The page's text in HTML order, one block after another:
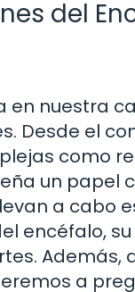
del
en nuestra
Desde el
como
un papel
a cabo
encéfalo,
a